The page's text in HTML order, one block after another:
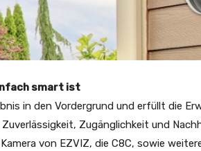
smart ist
in den Vordergrund und erfüllt die
Zugänglichkeit und
von EZVIZ, die C8C, sowie